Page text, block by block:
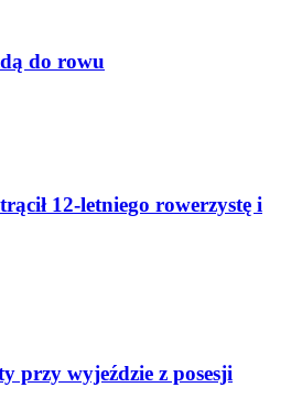
do rowu
12-letniego rowerzystę i
przy wyjeździe z posesji